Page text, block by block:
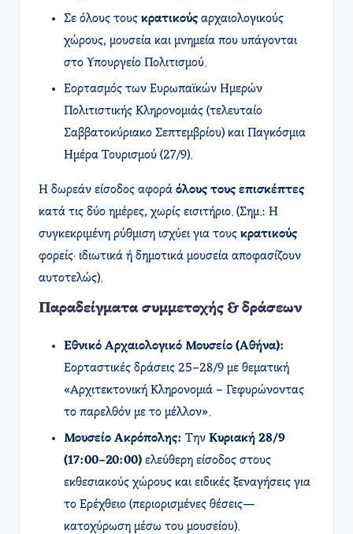
Σε όλους τους κρατικούς αρχαιολογικούς
χώρους, μουσεία και μνημεία που υπάγονται
στο Υπουργείο Πολιτισμού.
Εορτασμός των Ευρωπαϊκών Ημερών
Πολιτιστικής Κληρονομιάς (τελευταίο
Σαββατοκύριακο Σεπτεμβρίου) και Παγκόσμια
Ημέρα Τουρισμού (27/9).
Η δωρεάν είσοδος αφορά όλους τους επισκέπτες
κατά τις δύο ημέρες, χωρίς εισιτήριο. (Σημ.: Η
συγκεκριμένη ρύθμιση ισχύει για τους κρατικούς
φορείς· ιδιωτικά ή δημοτικά μουσεία αποφασίζουν
αυτοτελώς).
Παραδείγματα συμμετοχής & δράσεων
Εθνικό Αρχαιολογικό Μουσείο (Αθήνα):
Εορταστικές δράσεις 25–28/9 με θεματική
«Αρχιτεκτονική Κληρονομιά – Γεφυρώνοντας
το παρελθόν με το μέλλον».
Μουσείο Ακρόπολης: Την Κυριακή 28/9
(17:00–20:00) ελεύθερη είσοδος στους
εκθεσιακούς χώρους και ειδικές ξεναγήσεις για
το Ερέχθειο (περιορισμένες θέσεις—
κατοχύρωση μέσω του μουσείου).